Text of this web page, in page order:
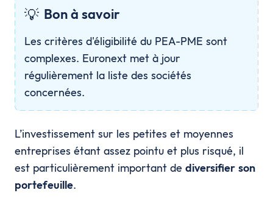
💡 Bon à savoir
Les critères d'éligibilité du PEA-PME sont
complexes. Euronext met à jour
régulièrement la liste des sociétés
concernées.
L’investissement sur les petites et moyennes
entreprises étant assez pointu et plus risqué, il
est particulièrement important de diversifier son
portefeuille.